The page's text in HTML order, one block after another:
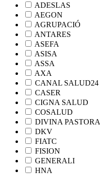
ADESLAS
AEGON
AGRUPACIÓ
ANTARES
ASEFA
ASISA
ASSA
AXA
CANAL SALUD24
CASER
CIGNA SALUD
COSALUD
DIVINA PASTORA
DKV
FIATC
FISION
GENERALI
HNA